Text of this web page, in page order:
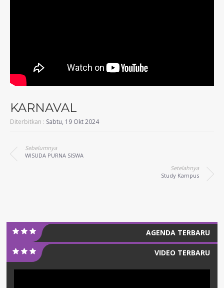
KARNAVAL
Diterbitkan : Sabtu, 19 Okt 2024
Sebelumnya
WISUDA PURNA SISWA
Setelahnya
Study Kampus
AGENDA TERBARU
VIDEO TERBARU